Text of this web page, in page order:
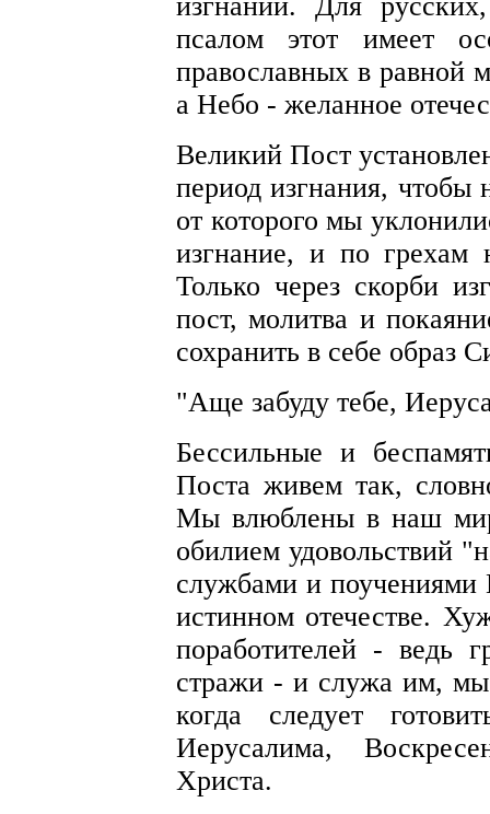
псалом этот имеет
православных в равной
а Небо - желанное
Великий Пост
период изгнания, чтобы
от которого мы
изгнание, и по
Только через скорби
пост, молитва и
сохранить в себе образ
"Аще забуду тебе,
Бессильные и
Поста живем так,
Мы влюблены в наш
обилием удовольствий
службами и
истинном отечестве.
поработителей - ведь
стражи - и служа им, мы
когда следует
Иерусалима,
Христа.